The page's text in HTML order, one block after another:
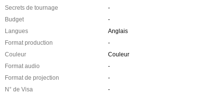
Secrets de tournage
-
Budget
-
Langues
Anglais
Format production
-
Couleur
Couleur
Format audio
-
Format de projection
-
N° de Visa
-